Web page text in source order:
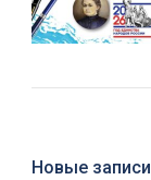
Новые записи